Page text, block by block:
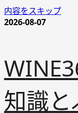
内容をスキップ
2026-08-07
知識